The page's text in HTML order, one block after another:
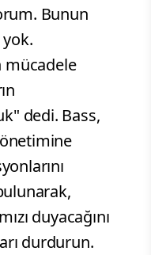
Bunun
mücadele
dedi. Bass,
duyacağını
durdurun.